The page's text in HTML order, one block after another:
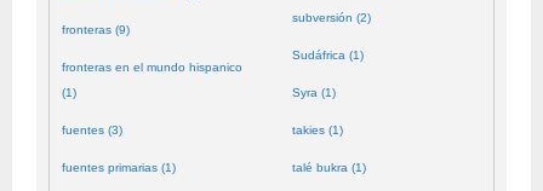
fronteras (9)
fronteras en el mundo hispanico
(1)
fuentes (3)
fuentes primarias (1)
subversión (2)
Sudáfrica (1)
Syra (1)
takies (1)
talé bukra (1)